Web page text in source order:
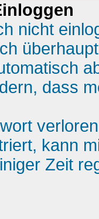
nicht
dass
kann
Zeit